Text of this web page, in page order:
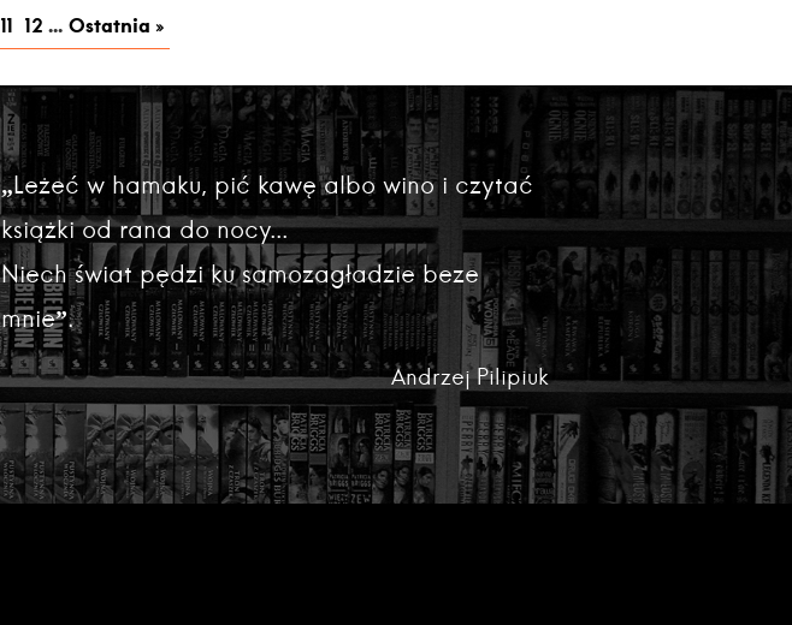
11 12 ... Ostatnia »
„Leżeć w hamaku, pić kawę albo wino i czytać
książki od rana do nocy...
Niech świat pędzi ku samozagładzie beze
mnie”.
Andrzej Pilipiuk